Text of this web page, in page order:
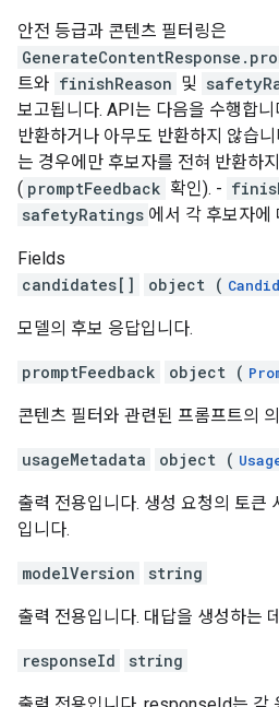
안전 등급과 콘텐츠 필터링은
트와 finishReason 및
보고됩니다. API는 다음을 수행합
반환하거나 아무도 반환하지 않습
는 경우에만 후보자를 전혀 반환하
( promptFeedback 확인). -
safetyRatings 에서 각 후보자에
Fields
candidates[]
object (
모델의 후보 응답입니다.
promptFeedback object (
콘텐츠 필터와 관련된 프롬프트의
usageMetadata object (
출력 전용입니다. 생성 요청의 토큰
입니다.
modelVersion string
출력 전용입니다. 대답을 생성하는
responseId string